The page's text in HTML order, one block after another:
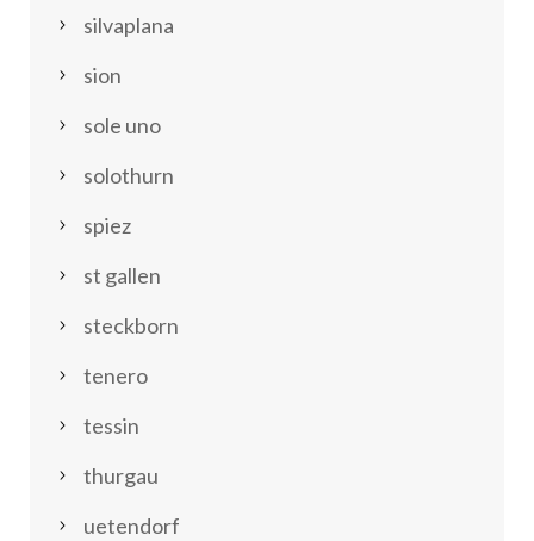
silvaplana
sion
sole uno
solothurn
spiez
st gallen
steckborn
tenero
tessin
thurgau
uetendorf